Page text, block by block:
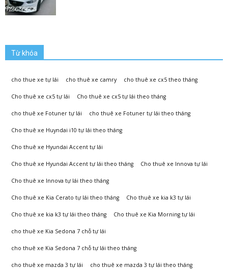
Từ khóa
cho thue xe tự lái cho thuê xe camry cho thuê xe cx5 theo tháng
Cho thuê xe cx5 tự lái Cho thuê xe cx5 tự lái theo tháng
cho thuê xe Fotuner tự lái cho thuê xe Fotuner tự lái theo tháng
Cho thuê xe Huyndai i10 tự lái theo tháng
Cho thuê xe Hyundai Accent tự lái
Cho thuê xe Hyundai Accent tự lái theo tháng Cho thuê xe Innova tự lái
Cho thuê xe Innova tự lái theo tháng
Cho thuê xe Kia Cerato tự lái theo tháng Cho thuê xe kia k3 tự lái
Cho thuê xe kia k3 tự lái theo tháng Cho thuê xe Kia Morning tự lái
cho thuê xe Kia Sedona 7 chỗ tự lái
cho thuê xe Kia Sedona 7 chỗ tự lái theo tháng
cho thuê xe mazda 3 tự lái cho thuê xe mazda 3 tự lái theo tháng